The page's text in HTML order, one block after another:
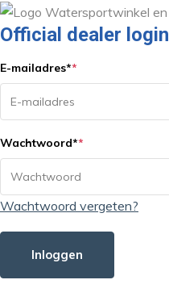
Official dealer login
E-mailadres**
Wachtwoord**
Wachtwoord vergeten?
Inloggen